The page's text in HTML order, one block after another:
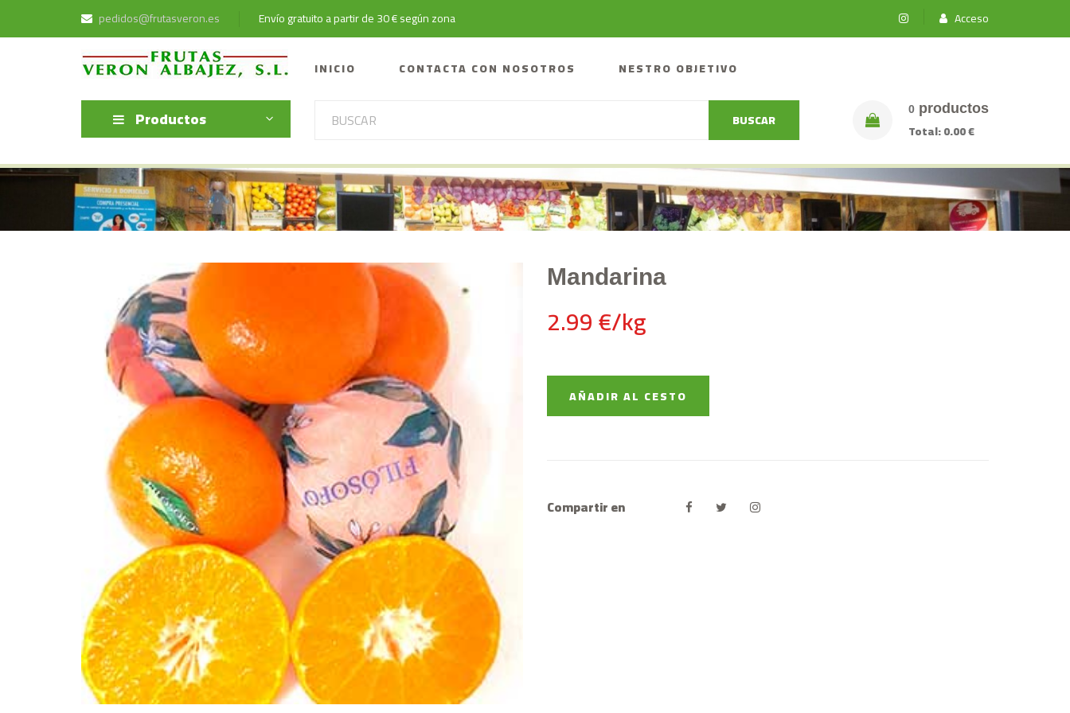
pedidos@frutasveron.es Envío gratuito a partir de 30 € según zona Acceso
INICIO CONTACTA CON NOSOTROS NESTRO OBJETIVO
Productos BUSCAR
0 productos
Total:0.00 €
Mandarina
2.99 €/kg
AÑADIR AL CESTO
Compartir en